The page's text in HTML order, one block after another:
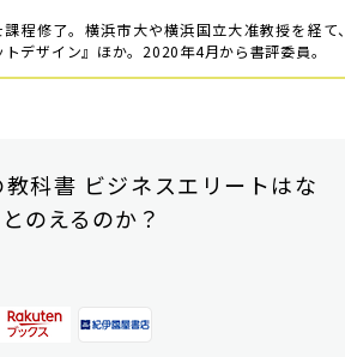
程修了。横浜市大や横浜国立大准教授を経て、
デザイン』ほか。2020年4月から書評委員。
科書 ビジネスエリートはな
のえるのか？